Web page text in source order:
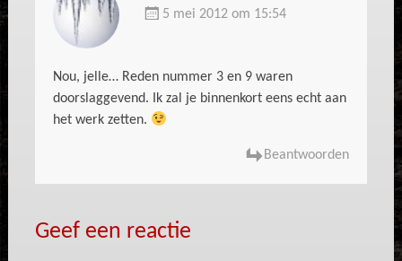
5 mei 2012 om 15:54
Nou, jelle… Reden nummer 3 en 9 waren
doorslaggevend. Ik zal je binnenkort eens echt aan
het werk zetten.
Beantwoorden
Geef een reactie